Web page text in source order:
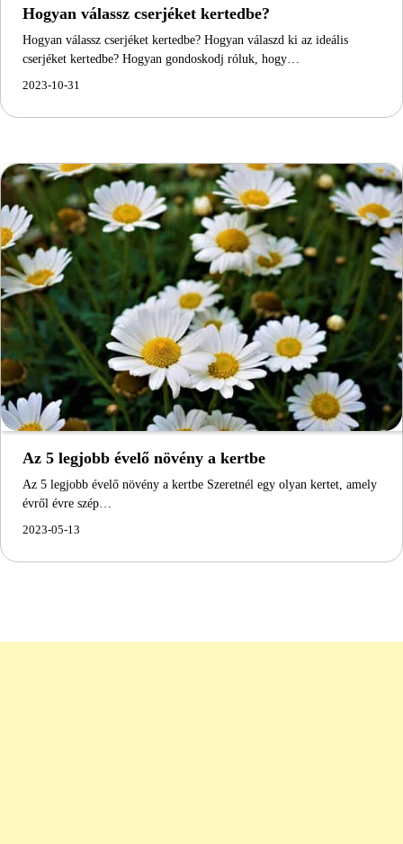
Hogyan válassz cserjéket kertedbe?
Hogyan válassz cserjéket kertedbe? Hogyan válaszd ki az ideális
cserjéket kertedbe? Hogyan gondoskodj róluk, hogy…
2023-10-31
Az 5 legjobb évelő növény a kertbe
Az 5 legjobb évelő növény a kertbe Szeretnél egy olyan kertet, amely
évről évre szép…
2023-05-13